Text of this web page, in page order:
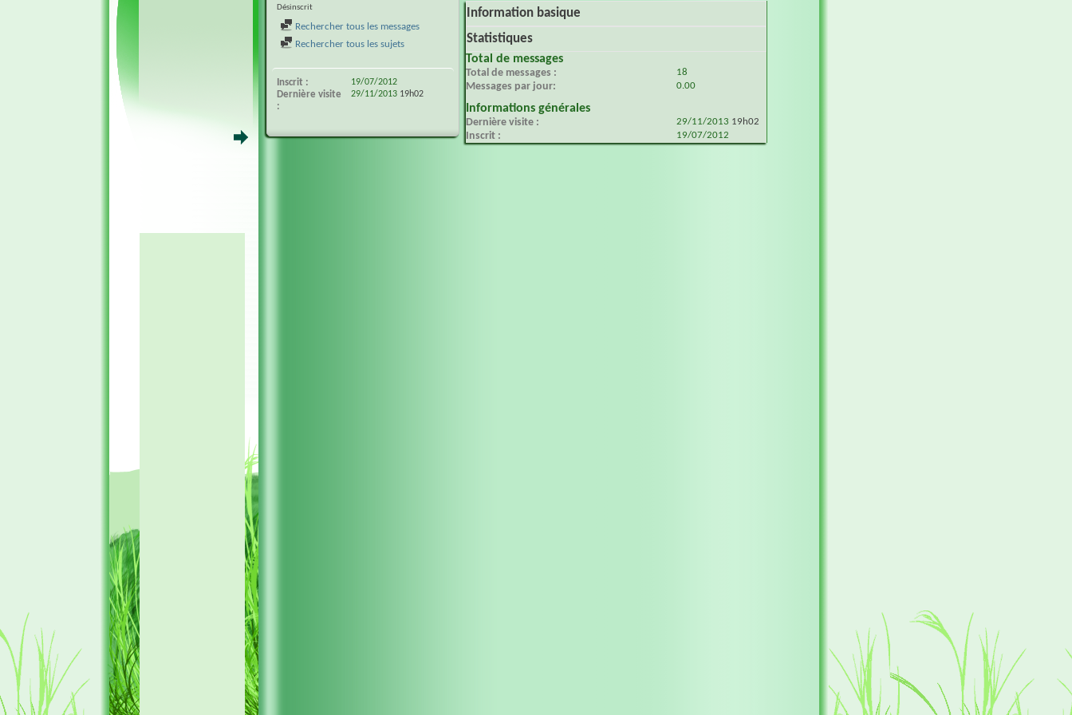
Désinscrit
Rechercher tous les messages
Rechercher tous les sujets
Inscrit 19/07/2012
Dernière visite 29/11/2013 19h02
Information basique
Statistiques
Total de messages
Total de messages 18
Messages par jour 0.00
Informations générales
Dernière visite 29/11/2013 19h02
Inscrit 19/07/2012